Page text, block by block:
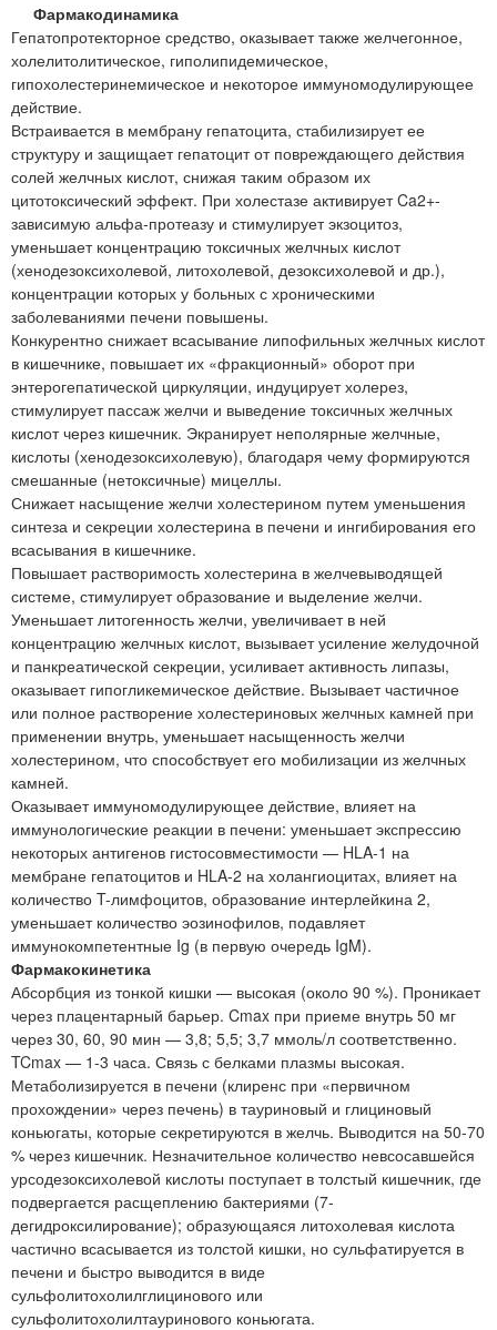
Фармакодинамика
Гепатопротекторное средство, оказывает также желчегонное,
холелитолитическое, гиполипидемическое,
гипохолестеринемическое и некоторое иммуномодулирующее
действие.
Встраивается в мембрану гепатоцита, стабилизирует ее
структуру и защищает гепатоцит от повреждающего действия
солей желчных кислот, снижая таким образом их
цитотоксический эффект. При холестазе активирует Ca2+-
зависимую альфа-протеазу и стимулирует экзоцитоз,
уменьшает концентрацию токсичных желчных кислот
(хенодезоксихолевой, литохолевой, дезоксихолевой и др.),
концентрации которых у больных с хроническими
заболеваниями печени повышены.
Конкурентно снижает всасывание липофильных желчных кислот
в кишечнике, повышает их «фракционный» оборот при
энтерогепатической циркуляции, индуцирует холерез,
стимулирует пассаж желчи и выведение токсичных желчных
кислот через кишечник. Экранирует неполярные желчные,
кислоты (хенодезоксихолевую), благодаря чему формируются
смешанные (нетоксичные) мицеллы.
Снижает насыщение желчи холестерином путем уменьшения
синтеза и секреции холестерина в печени и ингибирования его
всасывания в кишечнике.
Повышает растворимость холестерина в желчевыводящей
системе, стимулирует образование и выделение желчи.
Уменьшает литогенность желчи, увеличивает в ней
концентрацию желчных кислот, вызывает усиление желудочной
и панкреатической секреции, усиливает активность липазы,
оказывает гипогликемическое действие. Вызывает частичное
или полное растворение холестериновых желчных камней при
применении внутрь, уменьшает насыщенность желчи
холестерином, что способствует его мобилизации из желчных
камней.
Оказывает иммуномодулирующее действие, влияет на
иммунологические реакции в печени: уменьшает экспрессию
некоторых антигенов гистосовместимости — HLA-1 на
мембране гепатоцитов и HLA-2 на холангиоцитах, влияет на
количество T-лимфоцитов, образование интерлейкина 2,
уменьшает количество эозинофилов, подавляет
иммунокомпетентные Ig (в первую очередь IgM).
Фармакокинетика
Абсорбция из тонкой кишки — высокая (около 90 %). Проникает
через плацентарный барьер. Cmax при приеме внутрь 50 мг
через 30, 60, 90 мин — 3,8; 5,5; 3,7 ммоль/л соответственно.
TCmax — 1-3 часа. Связь с белками плазмы высокая.
Метаболизируется в печени (клиренс при «первичном
прохождении» через печень) в тауриновый и глициновый
коньюгаты, которые секретируются в желчь. Выводится на 50-70
% через кишечник. Незначительное количество невсосавшейся
урсодезоксихолевой кислоты поступает в толстый кишечник, где
подвергается расщеплению бактериями (7-
дегидроксилирование); образующаяся литохолевая кислота
частично всасывается из толстой кишки, но сульфатируется в
печени и быстро выводится в виде
сульфолитохолилглицинового или
сульфолитохолилтауринового коньюгата.